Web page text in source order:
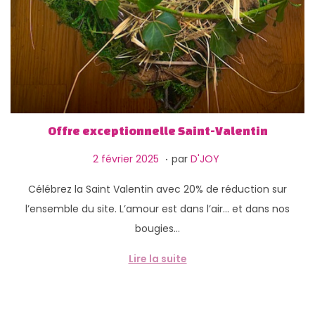
Offre exceptionnelle Saint-Valentin
P
b
l
2 février 2025
f
é
v
r
. par D'JOY
Célébrez la Saint Valentin avec 20% de réduction sur
l’ensemble du site. L’amour est dans l’air… et dans nos
bougies…
Lire la suite